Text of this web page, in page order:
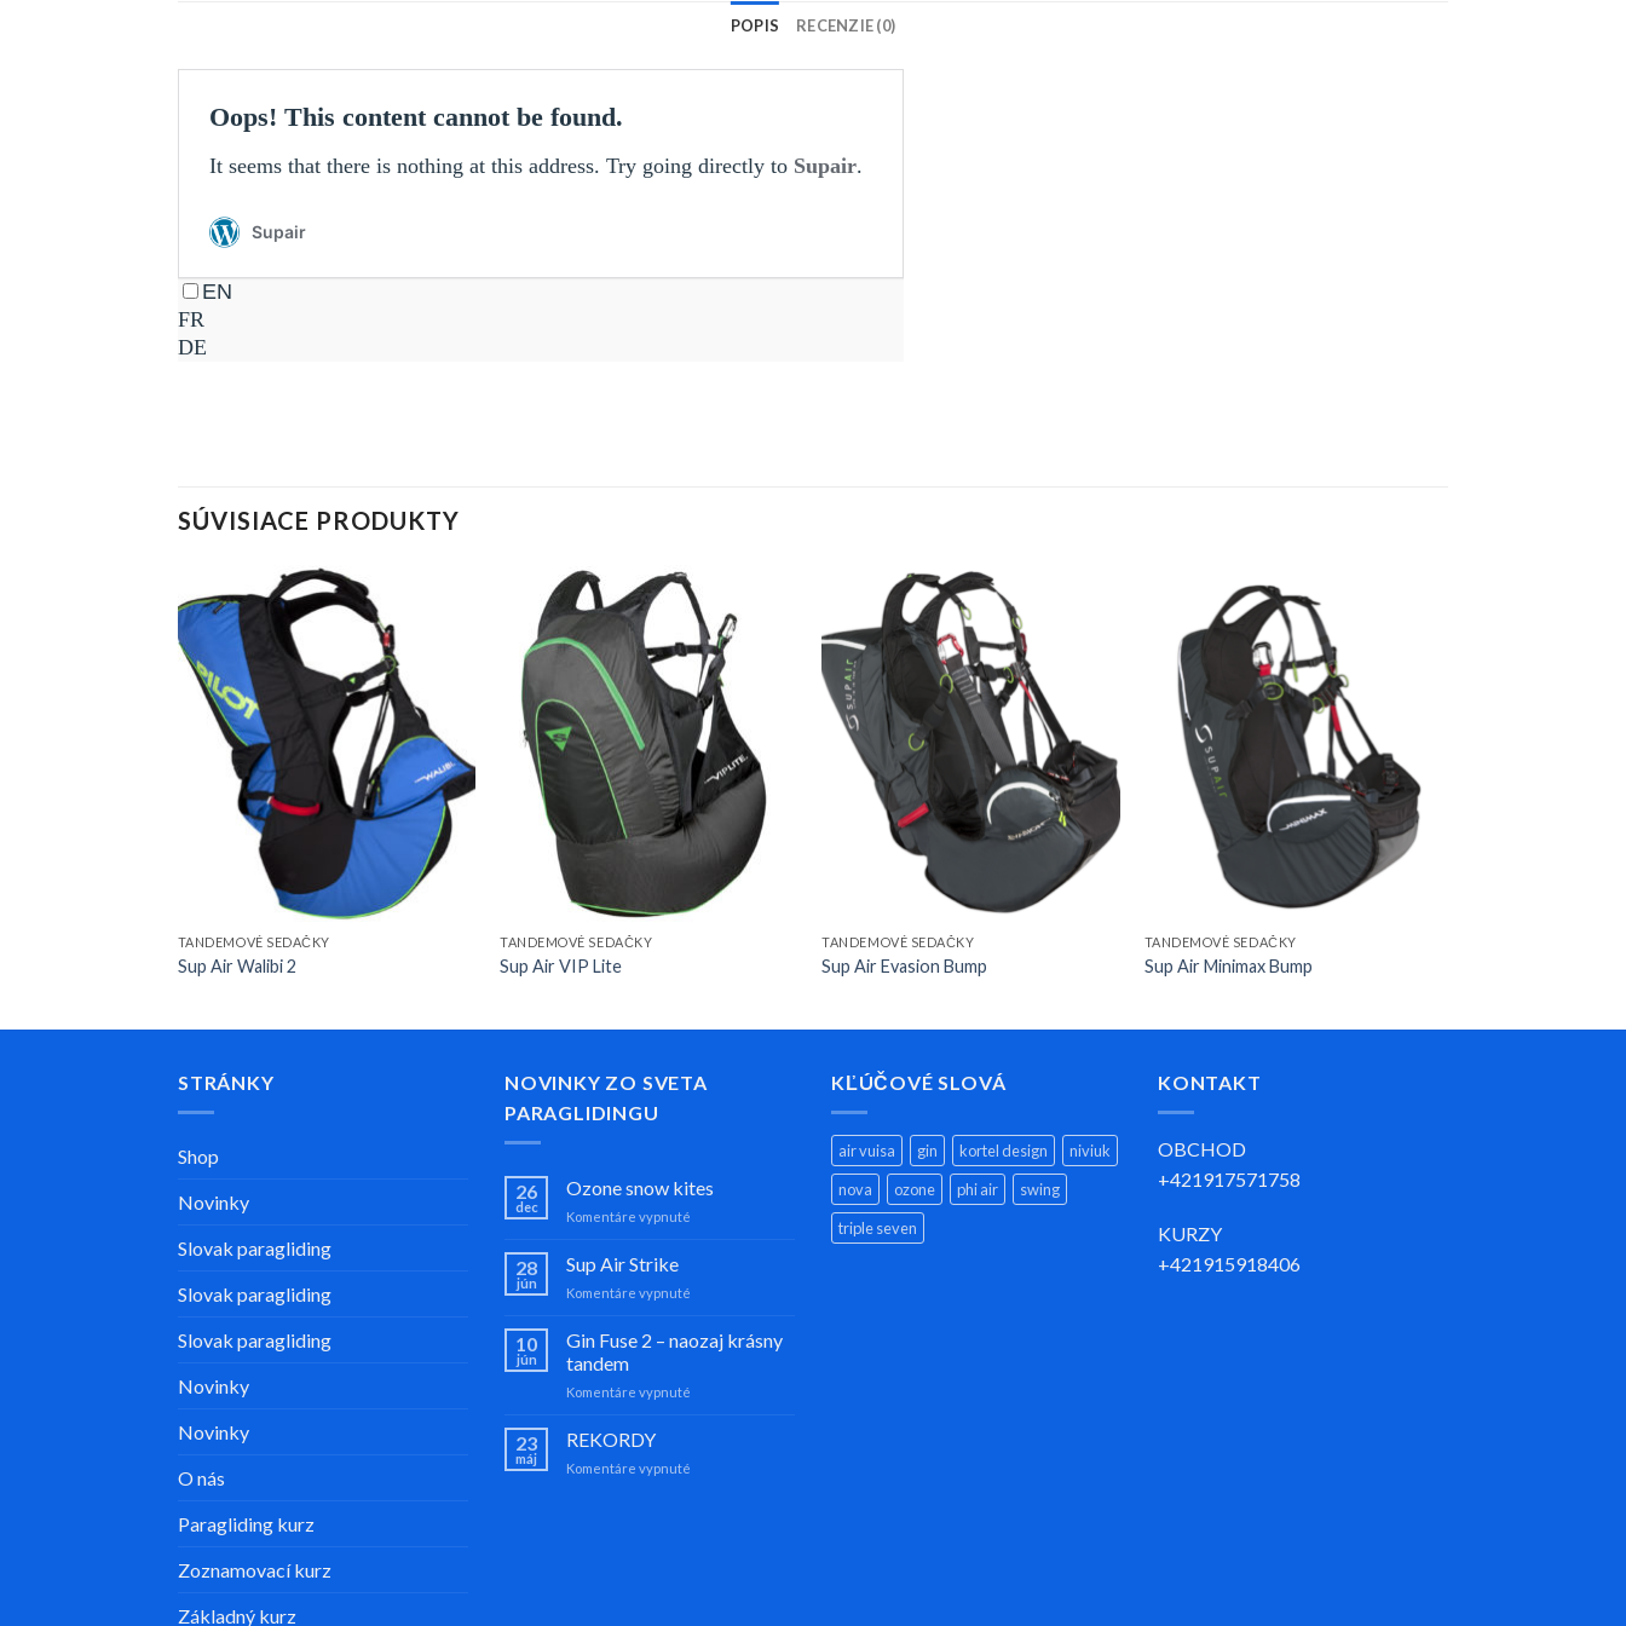
POPIS RECENZIE (0)
SÚVISIACE PRODUKTY
TANDEMOVÉ SEDAČKY
Sup Air Walibi 2
TANDEMOVÉ SEDAČKY
Sup Air VIP Lite
TANDEMOVÉ SEDAČKY
Sup Air Evasion Bump
TANDEMOVÉ SEDAČKY
Sup Air Minimax Bump
STRÁNKY
Shop
Novinky
Slovak paragliding
Slovak paragliding
Slovak paragliding
Novinky
Novinky
O nás
Paragliding kurz
Zoznamovací kurz
Základný kurz
NOVINKY ZO SVETA
PARAGLIDINGU
26
dec
Ozone snow kites
Komentáre vypnuté
28
jún
Sup Air Strike
Komentáre vypnuté
Strike
10
jún
Gin Fuse 2 – naozaj krásny
tandem
Komentáre vypnuté
23
máj
REKORDY
Komentáre vypnuté
KĽÚČOVÉ SLOVÁ
air vuisa gin kortel design
niviuk
nova
ozone phi air
swing
triple seven
KONTAKT
OBCHOD
+421917571758
KURZY
+421915918406